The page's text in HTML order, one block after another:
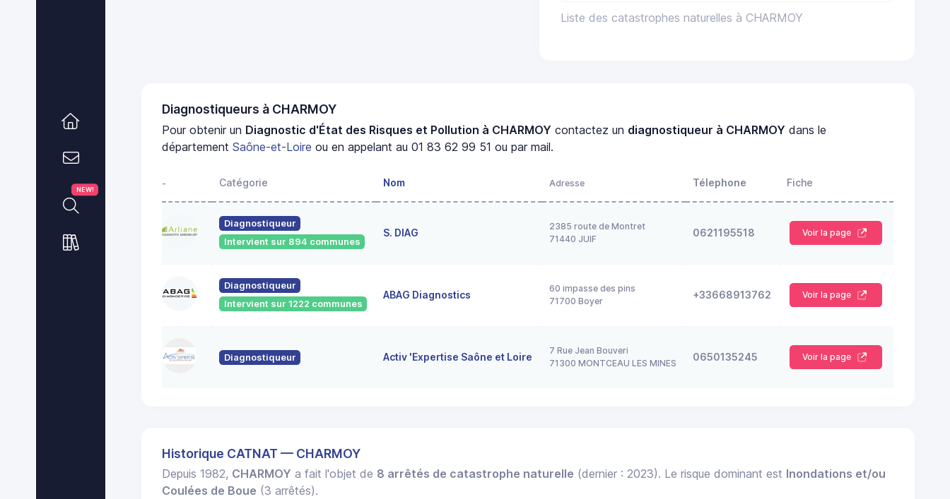
NEW!
Liste des catastrophes naturelles à CHARMOY
Diagnostiqueurs à CHARMOY
Pour obtenir un Diagnostic d'État des Risques et Pollution à CHARMOY contactez un diagnostiqueur à CHARMOY dans le
départementSaône-et-Loire ou en appelant au 01 83 62 99 51 ou par mail.
- Catégorie Nom Adresse Télephone Fiche
Diagnostiqueur
Intervient sur 894 communes
S. DIAG
2385 route de Montret
71440 JUIF
0621195518 Voir la page
Diagnostiqueur
Intervient sur 1222 communes
ABAG Diagnostics
60 impasse des pins
71700 Boyer
+33668913762 Voir la page
Diagnostiqueur Activ 'Expertise Saône et Loire
7 Rue Jean Bouveri
71300 MONTCEAU LES MINES
0650135245 Voir la page
Historique CATNAT — CHARMOY
Depuis 1982, CHARMOY a fait l'objet de 8 arrêtés de catastrophe naturelle (dernier : 2023). Le risque dominant est Inondations et/ou
Coulées de Boue (3 arrêtés).